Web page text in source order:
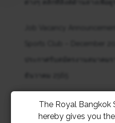
RBSC JOB VACANCIES
2022
Download
The Royal Bangkok
hereby gives you